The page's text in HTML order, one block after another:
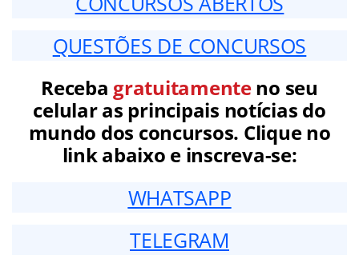
QUESTÕES DE CONCURSOS
Receba gratuitamenteno seu
celular as principais notícias do
mundo dos concursos. Clique no
link abaixo e inscreva-se:
WHATSAPP
TELEGRAM